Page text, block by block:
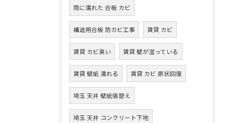
雨に濡れた 合板 カビ
構造用合板 防カビ工事 賃貸 カビ
賃貸 カビ臭い 賃貸 壁が湿っている
賃貸 壁紙 濡れる 賃貸 カビ 原状回復
埼玉 天井 壁紙張替え
埼玉 天井 コンクリート下地